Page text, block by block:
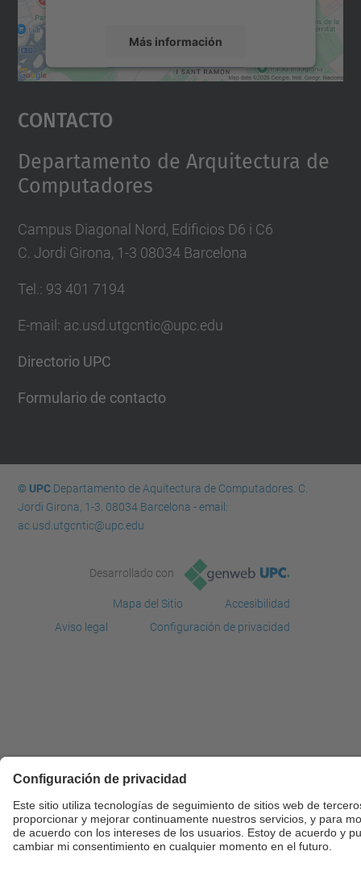
Más información
Aceptar
powered by
Contacto
Departamento de Arquitectura de
Computadores
Campus Diagonal Nord, Edificios D6 i C6
C. Jordi Girona, 1-3 08034 Barcelona
Tel.: 93 401 7194
E-mail: ac.usd.utgcntic@upc.edu
Directorio UPC
Formulario de contacto
© UPCDepartamento de Aquitectura de Computadores. C.
Jordi Girona, 1-3. 08034 Barcelona - email:
ac.usd.utgcntic@upc.edu
Desarrollado con
Mapa del Sitio
Accesibilidad
Aviso legal
Configuración de privacidad